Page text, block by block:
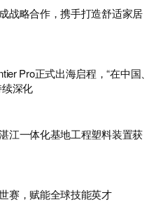
战略合作，携手打造舒适家居
Pro正式出海启程，“在中国、
续深化
江一体化基地工程塑料装置获
赛，赋能全球技能英才